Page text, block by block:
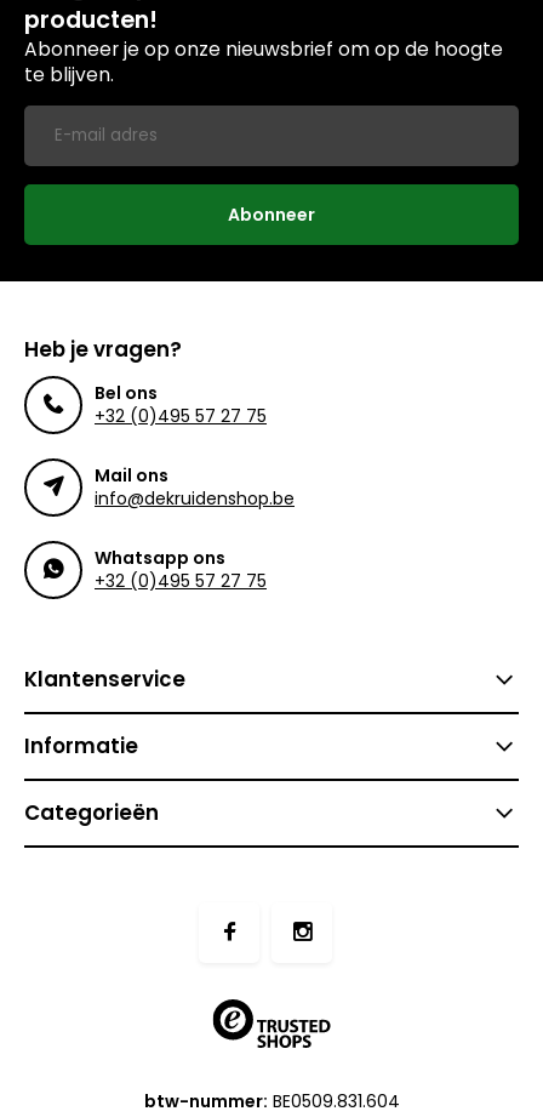
producten!
Abonneer je op onze nieuwsbrief om op de hoogte
te blijven.
Abonneer
Heb je vragen?
Bel ons
+32 (0)495 57 27 75
Mail ons
info@dekruidenshop.be
Whatsapp ons
+32 (0)495 57 27 75
Klantenservice
Informatie
Categorieën
btw-nummer: BE0509.831.604